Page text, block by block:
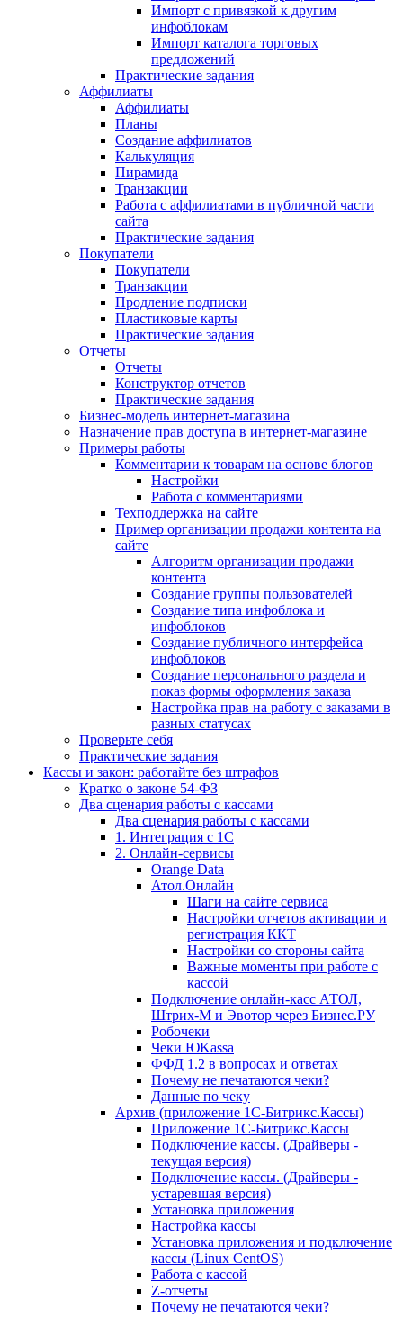
Импорт с привязкой к другим
инфоблокам
Импорт каталога торговых
предложений
Практические задания
Аффилиаты
Аффилиаты
Планы
Создание аффилиатов
Калькуляция
Пирамида
Транзакции
Работа с аффилиатами в публичной части
сайта
Практические задания
Покупатели
Покупатели
Транзакции
Продление подписки
Пластиковые карты
Практические задания
Отчеты
Отчеты
Конструктор отчетов
Практические задания
Бизнес-модель интернет-магазина
Назначение прав доступа в интернет-магазине
Примеры работы
Комментарии к товарам на основе блогов
Настройки
Работа с комментариями
Техподдержка на сайте
Пример организации продажи контента на
сайте
Алгоритм организации продажи
контента
Создание группы пользователей
Создание типа инфоблока и
инфоблоков
Создание публичного интерфейса
инфоблоков
Создание персонального раздела и
показ формы оформления заказа
Настройка прав на работу с заказами в
разных статусах
Проверьте себя
Практические задания
Кассы и закон: работайте без штрафов
Кратко о законе 54-ФЗ
Два сценария работы с кассами
Два сценария работы с кассами
1. Интеграция с 1С
2. Онлайн-сервисы
Orange Data
Атол.Онлайн
Шаги на сайте сервиса
Настройки отчетов активации и
регистрация ККТ
Настройки со стороны сайта
Важные моменты при работе с
кассой
Подключение онлайн-касс АТОЛ,
Штрих-М и Эвотор через Бизнес.РУ
Робочеки
Чеки ЮKassa
ФФД 1.2 в вопросах и ответах
Почему не печатаются чеки?
Данные по чеку
Архив (приложение 1С-Битрикс.Кассы)
Приложение 1С-Битрикс.Кассы
Подключение кассы. (Драйверы -
текущая версия)
Подключение кассы. (Драйверы -
устаревшая версия)
Установка приложения
Настройка кассы
Установка приложения и подключение
кассы (Linux CentOS)
Работа с кассой
Z-отчеты
Почему не печатаются чеки?